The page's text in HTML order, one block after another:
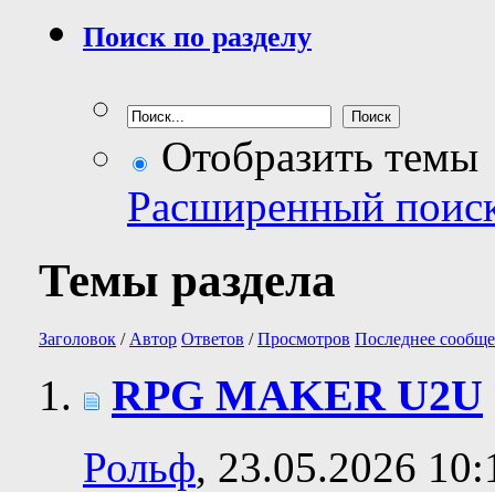
Поиск по разделу
Отобразить темы
Расширенный
Темы раздела
Заголовок / Автор Ответов /Просмотров Последнее
RPG MAKER U2U
Рольф, 23.05.2026